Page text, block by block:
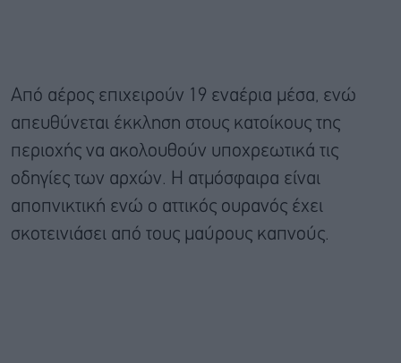
Από αέρος επιχειρούν 19 εναέρια μέσα, ενώ
απευθύνεται έκκληση στους κατοίκους της
περιοχής να ακολουθούν υποχρεωτικά τις
οδηγίες των αρχών. Η ατμόσφαιρα είναι
αποπνικτική ενώ ο αττικός ουρανός έχει
σκοτεινιάσει από τους μαύρους καπνούς.